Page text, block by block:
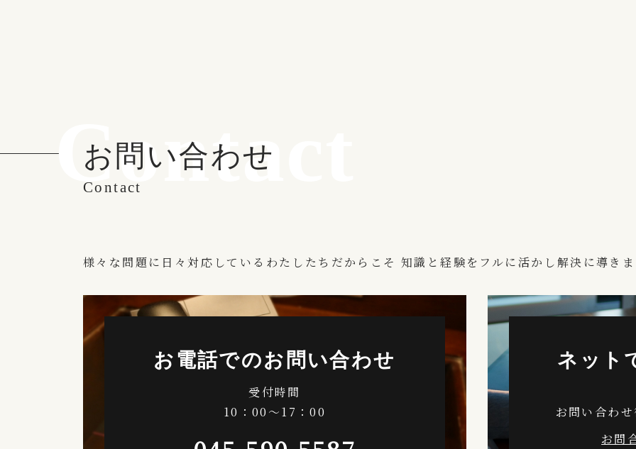
お問い合わせ
Contact
Contact
様々な問題に日々対応しているわたしたちだからこそ 知識と経験をフルに活かし解決に導き
お電話でのお問い合わせ
受付時間
10：00〜17：00
ネット
お問い合わ
お問